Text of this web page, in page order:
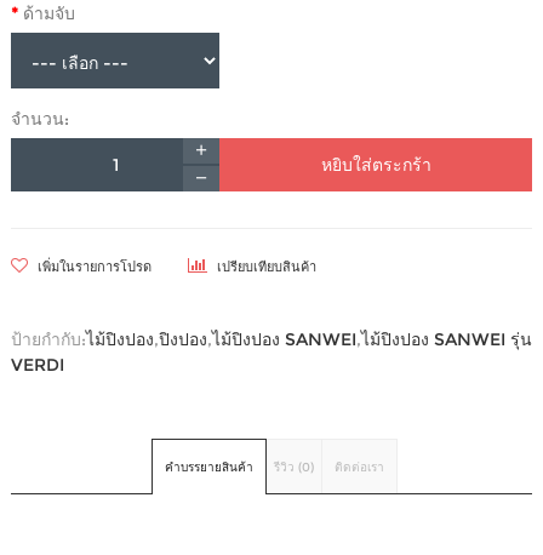
ด้ามจับ
จำนวน:
หยิบใส่ตระกร้า
เพิ่มในรายการโปรด เปรียบเทียบสินค้า
ป้ายกำกับ:ไม้ปิงปอง,ปิงปอง,ไม้ปิงปอง SANWEI,ไม้ปิงปอง SANWEI รุ่น
VERDI
คำบรรยายสินค้า รีวิว (0) ติดต่อเรา